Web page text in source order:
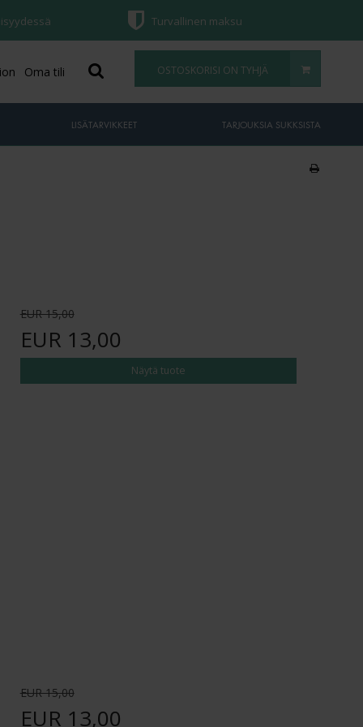
Turvallinen maksu
OSTOSKORISI ON TYHJÄ
Oma tili
LISÄTARVIKKEET TARJOUKSIA SUKKSISTA
EUR 15,00
EUR 13,00
Näytä tuote
EUR 15,00
EUR 13,00